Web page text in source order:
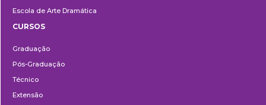
Escola de Arte Dramática
CURSOS
Graduação
Pós-Graduação
Técnico
Extensão